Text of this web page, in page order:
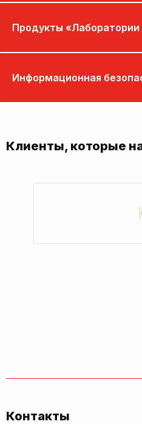
Продукты
Информационная
Клиенты, которые
Контакты